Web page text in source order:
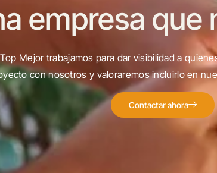
empresa que
Mejor trabajamos para dar visibilidad a
con nosotros y valoraremos incluirlo en
Contactar ahora